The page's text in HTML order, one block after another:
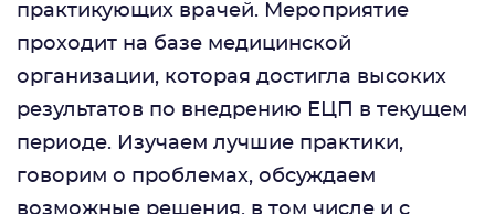
практикующих врачей. Мероприятие
проходит на базе медицинской
организации, которая достигла высоких
результатов по внедрению ЕЦП в текущем
периоде. Изучаем лучшие практики,
говорим о проблемах, обсуждаем
возможные решения, в том числе и с